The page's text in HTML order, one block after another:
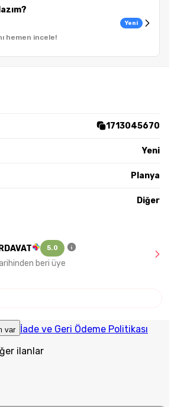
hemen incele!
Yeni
1713045670
Yeni
Planya
Diğer
5.0
beri üye
var İade ve Geri Ödeme Politikası
ilanlar